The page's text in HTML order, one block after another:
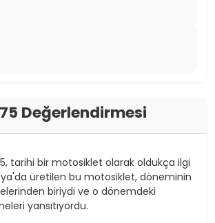
Değerlendirmesi
tarihi bir motosiklet olarak oldukça ilgi
üretilen bu motosiklet, döneminin
biriydi ve o dönemdeki
yansıtıyordu.